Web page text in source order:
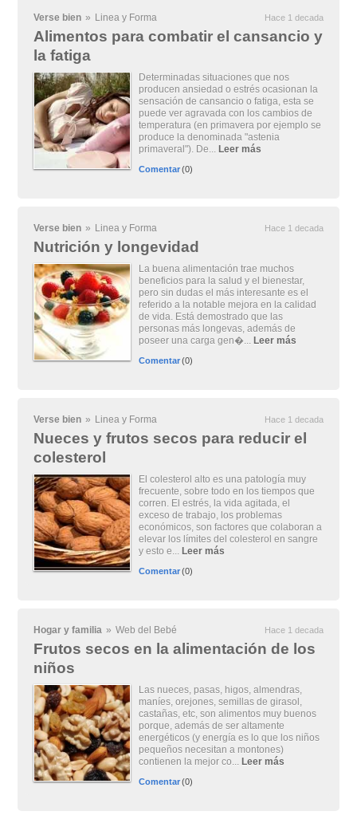
Verse bien » Linea y Forma Hace 1 decada
Alimentos para combatir el cansancio y
la fatiga
Determinadas situaciones que nos
producen ansiedad o estrés ocasionan la
sensación de cansancio o fatiga, esta se
puede ver agravada con los cambios de
temperatura (en primavera por ejemplo se
produce la denominada "astenia
primaveral"). De... Leer más
Comentar(0)
Verse bien » Linea y Forma Hace 1 decada
Nutrición y longevidad
La buena alimentación trae muchos
beneficios para la salud y el bienestar,
pero sin dudas el más interesante es el
referido a la notable mejora en la calidad
de vida. Está demostrado que las
personas más longevas, además de
poseer una carga gen�... Leer más
Comentar(0)
Verse bien » Linea y Forma Hace 1 decada
Nueces y frutos secos para reducir el
colesterol
El colesterol alto es una patología muy
frecuente, sobre todo en los tiempos que
corren. El estrés, la vida agitada, el
exceso de trabajo, los problemas
económicos, son factores que colaboran a
elevar los límites del colesterol en sangre
y esto e... Leer más
Comentar(0)
Hogar y familia » Web del Bebé Hace 1 decada
Frutos secos en la alimentación de los
niños
Las nueces, pasas, higos, almendras,
maníes, orejones, semillas de girasol,
castañas, etc, son alimentos muy buenos
porque, además de ser altamente
energéticos (y energía es lo que los niños
pequeños necesitan a montones)
contienen la mejor co... Leer más
Comentar(0)